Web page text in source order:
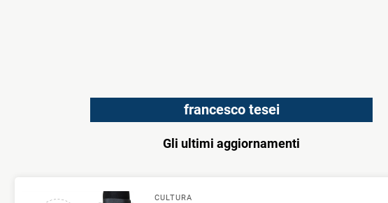
francesco tesei
Gli ultimi aggiornamenti
CULTURA